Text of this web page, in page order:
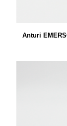
Anturi